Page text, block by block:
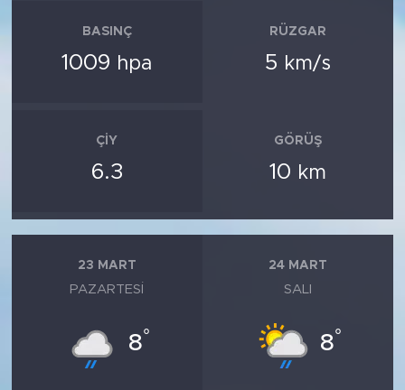
BASINÇ
1009 hpa
RÜZGAR
5 km/s
ÇIY
6.3
GÖRÜŞ
10 km
23 MART
PAZARTESI
8°
24 MART
SALI
8°